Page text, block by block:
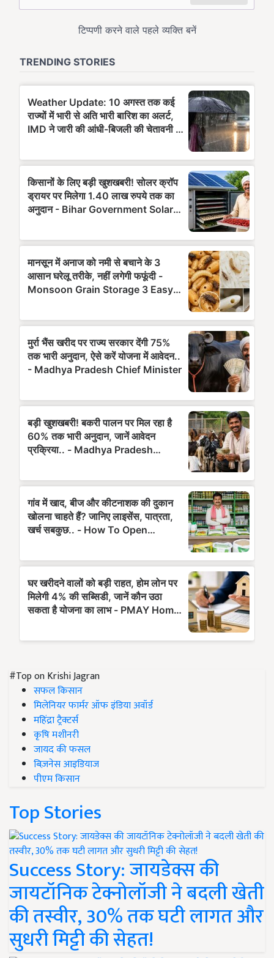
#Top on Krishi Jagran
सफल किसान
मिलेनियर फार्मर ऑफ इंडिया अवॉर्ड
महिंद्रा ट्रैक्टर्स
कृषि मशीनरी
जायद की फसल
बिज़नेस आइडियाज
पीएम किसान
Top Stories
Success Story: जायडेक्स की
जायटॉनिक टेक्नोलॉजी ने बदली खेती
की तस्वीर, 30% तक घटी लागत और
सुधरी मिट्टी की सेहत!